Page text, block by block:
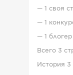
— 1 своя
— 1
— 1 блогер
Всего 3
История 3